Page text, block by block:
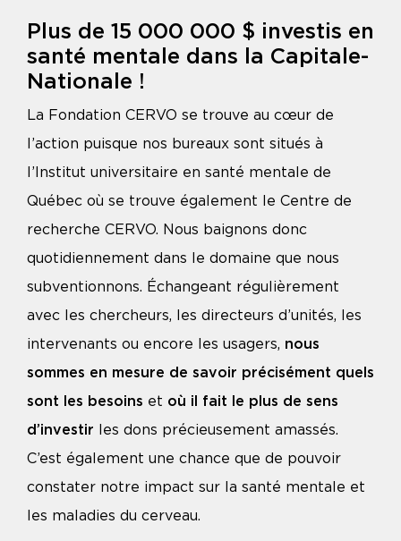
Plus de 15 000 000 $ investis en
santé mentale dans la Capitale-
Nationale !
La Fondation CERVO se trouve au cœur de
l’action puisque nos bureaux sont situés à
l’Institut universitaire en santé mentale de
Québec où se trouve également le Centre de
recherche CERVO. Nous baignons donc
quotidiennement dans le domaine que nous
subventionnons. Échangeant régulièrement
avec les chercheurs, les directeurs d’unités, les
intervenants ou encore les usagers, nous
sommes en mesure de savoir précisément quels
sont les besoins et où il fait le plus de sens
d’investir les dons précieusement amassés.
C’est également une chance que de pouvoir
constater notre impact sur la santé mentale et
les maladies du cerveau.